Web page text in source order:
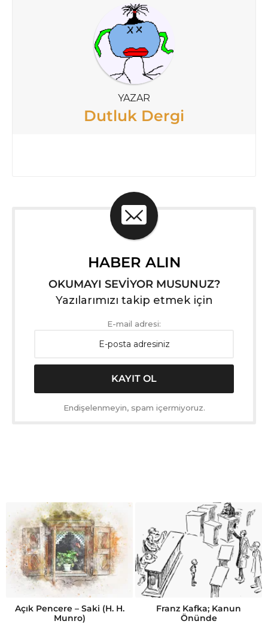
YAZAR
Dutluk Dergi
HABER ALIN
OKUMAYI SEVİYOR MUSUNUZ?
Yazılarımızı takip etmek için
E-mail adresi:
Endişelenmeyin, spam içermiyoruz.
Açık Pencere – Saki (H. H.
Munro)
Franz Kafka; Kanun
Önünde